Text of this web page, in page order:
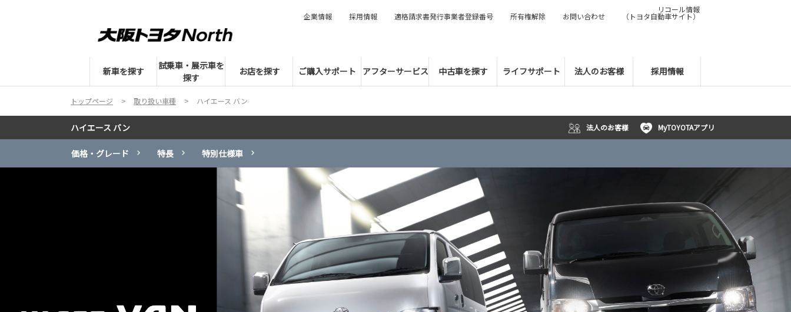
新車を探す
試乗車・展示車を
探す
お店を探す ご購入サポート アフターサービス 中古車を探す ライフサポート 法人のお客様 採用情報
企業情報 採用情報 適格請求書発行事業者登録番号 所有権解除 お問い合わせ
リコール情報
（トヨタ自動車サイト）
トップページ 取り扱い車種 ハイエース バン
ハイエース バン 法人のお客様 MyTOYOTAアプリ
価格・グレード 特長 特別仕様車